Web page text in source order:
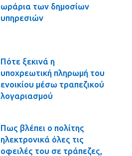
ωράρια των δημοσίων
υπηρεσιών
Πότε ξεκινά η
υποχρεωτική πληρωμή του
ενοικίου μέσω τραπεζικού
λογαριασμού
Πως βλέπει ο πολίτης
ηλεκτρονικά όλες τις
οφειλές του σε τράπεζες,